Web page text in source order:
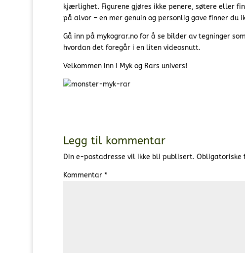
kjærlighet. Figurene gjøres ikke penere, søtere eller
på alvor – en mer genuin og personlig gave finner du
Gå inn på mykograr.no for å se bilder av tegninger
hvordan det foregår i en liten videosnutt.
Velkommen inn i Myk og Rars univers!
Legg til kommentar
Din e-postadresse vil ikke bli publisert. Obligatoriske
Kommentar *